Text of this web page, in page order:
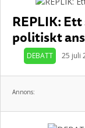
REPLIK:
politiskt
DEBATT 25 juli
Annons: